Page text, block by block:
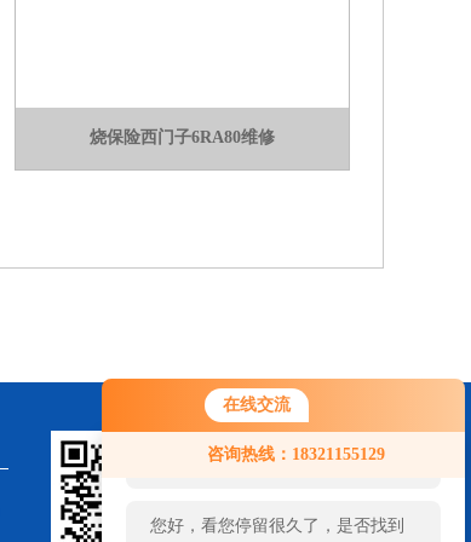
在线交流
咨询热线：18321155129
您好！欢迎前来咨询，很高兴为您
服务，请问您要咨询什么问题呢？
您好，看您停留很久了，是否找到
烧保险西门子6RA80维修